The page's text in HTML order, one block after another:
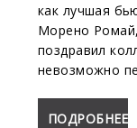
как лучшая
Морено Ромай,
поздравил
невозможно
ПОДРОБНЕЕ